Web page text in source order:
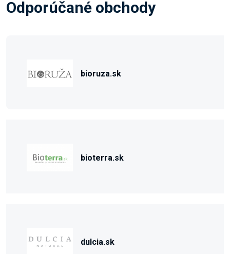
Odporúčané obchody
bioruza.sk
bioterra.sk
dulcia.sk